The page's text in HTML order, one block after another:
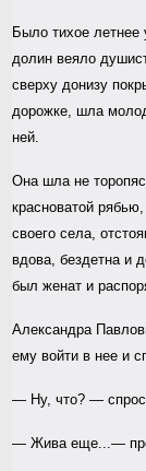
Было тихое летнее
долин веяло
сверху донизу
дорожке, шла
ней.
Она шла не
красноватой
своего села,
вдова, бездетна и
был женат и
Александра
ему войти в нее и
— Ну, что? —
— Жива еще...—